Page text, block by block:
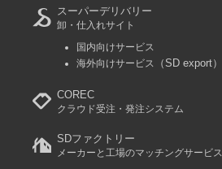
スーパーデリバリー
卸・仕入れサイト
国内向けサービス
海外向けサービス
（SD export）
COREC
クラウド受注・発注システム
SDファクトリー
メーカーと工場のマッチングサービス